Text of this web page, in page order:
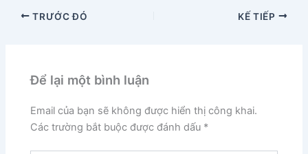
TRƯỚC ĐÓ KẾ TIẾP
Để lại một bình luận
Email của bạn sẽ không được hiển thị công khai.
Các trường bắt buộc được đánh dấu *